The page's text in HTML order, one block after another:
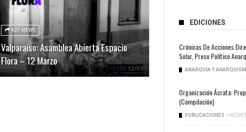
427 VIEWS
Valparaíso: Asamblea Abierta Espacio
Flora – 12 Marzo
EDICIONES
Crónicas De Acciones
Solar, Preso Político
ANARQUÍA Y
Organización Ácrata:
(compilación)
PUBLICACIONES /